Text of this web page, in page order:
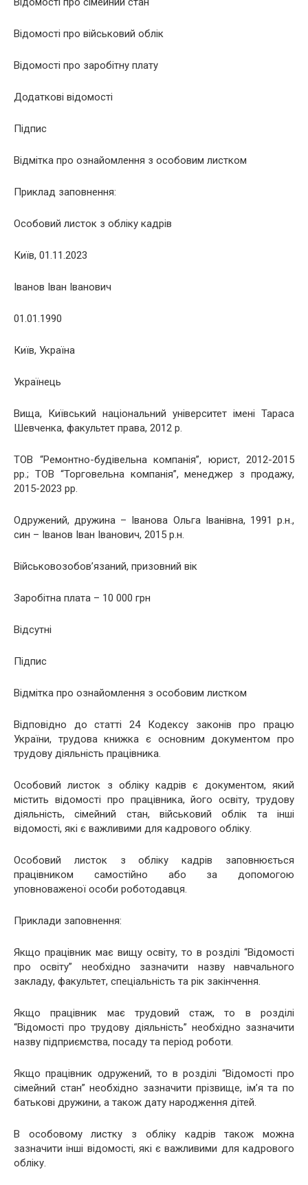
Відомості про військовий облік
Відомості про заробітну плату
Додаткові відомості
Підпис
Відмітка про ознайомлення з особовим листком
Приклад заповнення:
Особовий листок з обліку кадрів
Київ, 01.11.2023
Іванов Іван Іванович
01.01.1990
Київ, Україна
Українець
Вища, Київський національний університет імені Тараса
Шевченка, факультет права, 2012 р.
ТОВ “Ремонтно-будівельна компанія”, юрист, 2012-2015
рр.; ТОВ “Торговельна компанія”, менеджер з продажу,
2015-2023 рр.
Одружений, дружина – Іванова Ольга Іванівна, 1991 р.н.,
син – Іванов Іван Іванович, 2015 р.н.
Військовозобов’язаний, призовний вік
Заробітна плата – 10 000 грн
Відсутні
Підпис
Відмітка про ознайомлення з особовим листком
Відповідно до статті 24 Кодексу законів про працю
України, трудова книжка є основним документом про
трудову діяльність працівника.
Особовий листок з обліку кадрів є документом, який
містить відомості про працівника, його освіту, трудову
діяльність, сімейний стан, військовий облік та інші
відомості, які є важливими для кадрового обліку.
Особовий листок з обліку кадрів заповнюється
працівником самостійно або за допомогою
уповноваженої особи роботодавця.
Приклади заповнення:
Якщо працівник має вищу освіту, то в розділі “Відомості
про освіту” необхідно зазначити назву навчального
закладу, факультет, спеціальність та рік закінчення.
Якщо працівник має трудовий стаж, то в розділі
“Відомості про трудову діяльність” необхідно зазначити
назву підприємства, посаду та період роботи.
Якщо працівник одружений, то в розділі “Відомості про
сімейний стан” необхідно зазначити прізвище, ім’я та по
батькові дружини, а також дату народження дітей.
В особовому листку з обліку кадрів також можна
зазначити інші відомості, які є важливими для кадрового
обліку.